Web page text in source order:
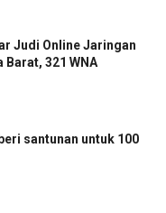
Judi Online Jaringan
321 WNA
santunan untuk 100